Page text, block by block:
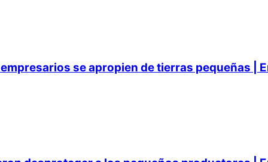
se apropien de tierras pequeñas |